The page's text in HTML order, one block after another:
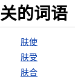
的词语
肤使
肤受
肤合